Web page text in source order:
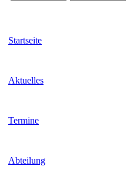
Startseite
Aktuelles
Termine
Abteilung